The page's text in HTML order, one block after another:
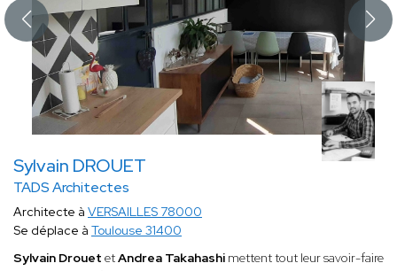
Sylvain DROUET
TADS Architectes
Architecte à VERSAILLES 78000
Se déplace à Toulouse 31400
Sylvain Drouet etAndrea Takahashi mettent tout leur savoir-faire